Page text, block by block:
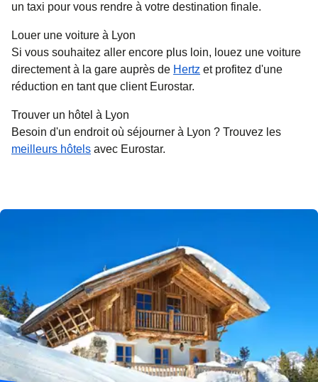
un taxi pour vous rendre à votre destination finale.
Louer une voiture à Lyon
Si vous souhaitez aller encore plus loin, louez une voiture
directement à la gare auprès de Hertz et profitez d'une
réduction en tant que client Eurostar.
Trouver un hôtel à Lyon
Besoin d'un endroit où séjourner à Lyon ? Trouvez les
meilleurs hôtels avec Eurostar.